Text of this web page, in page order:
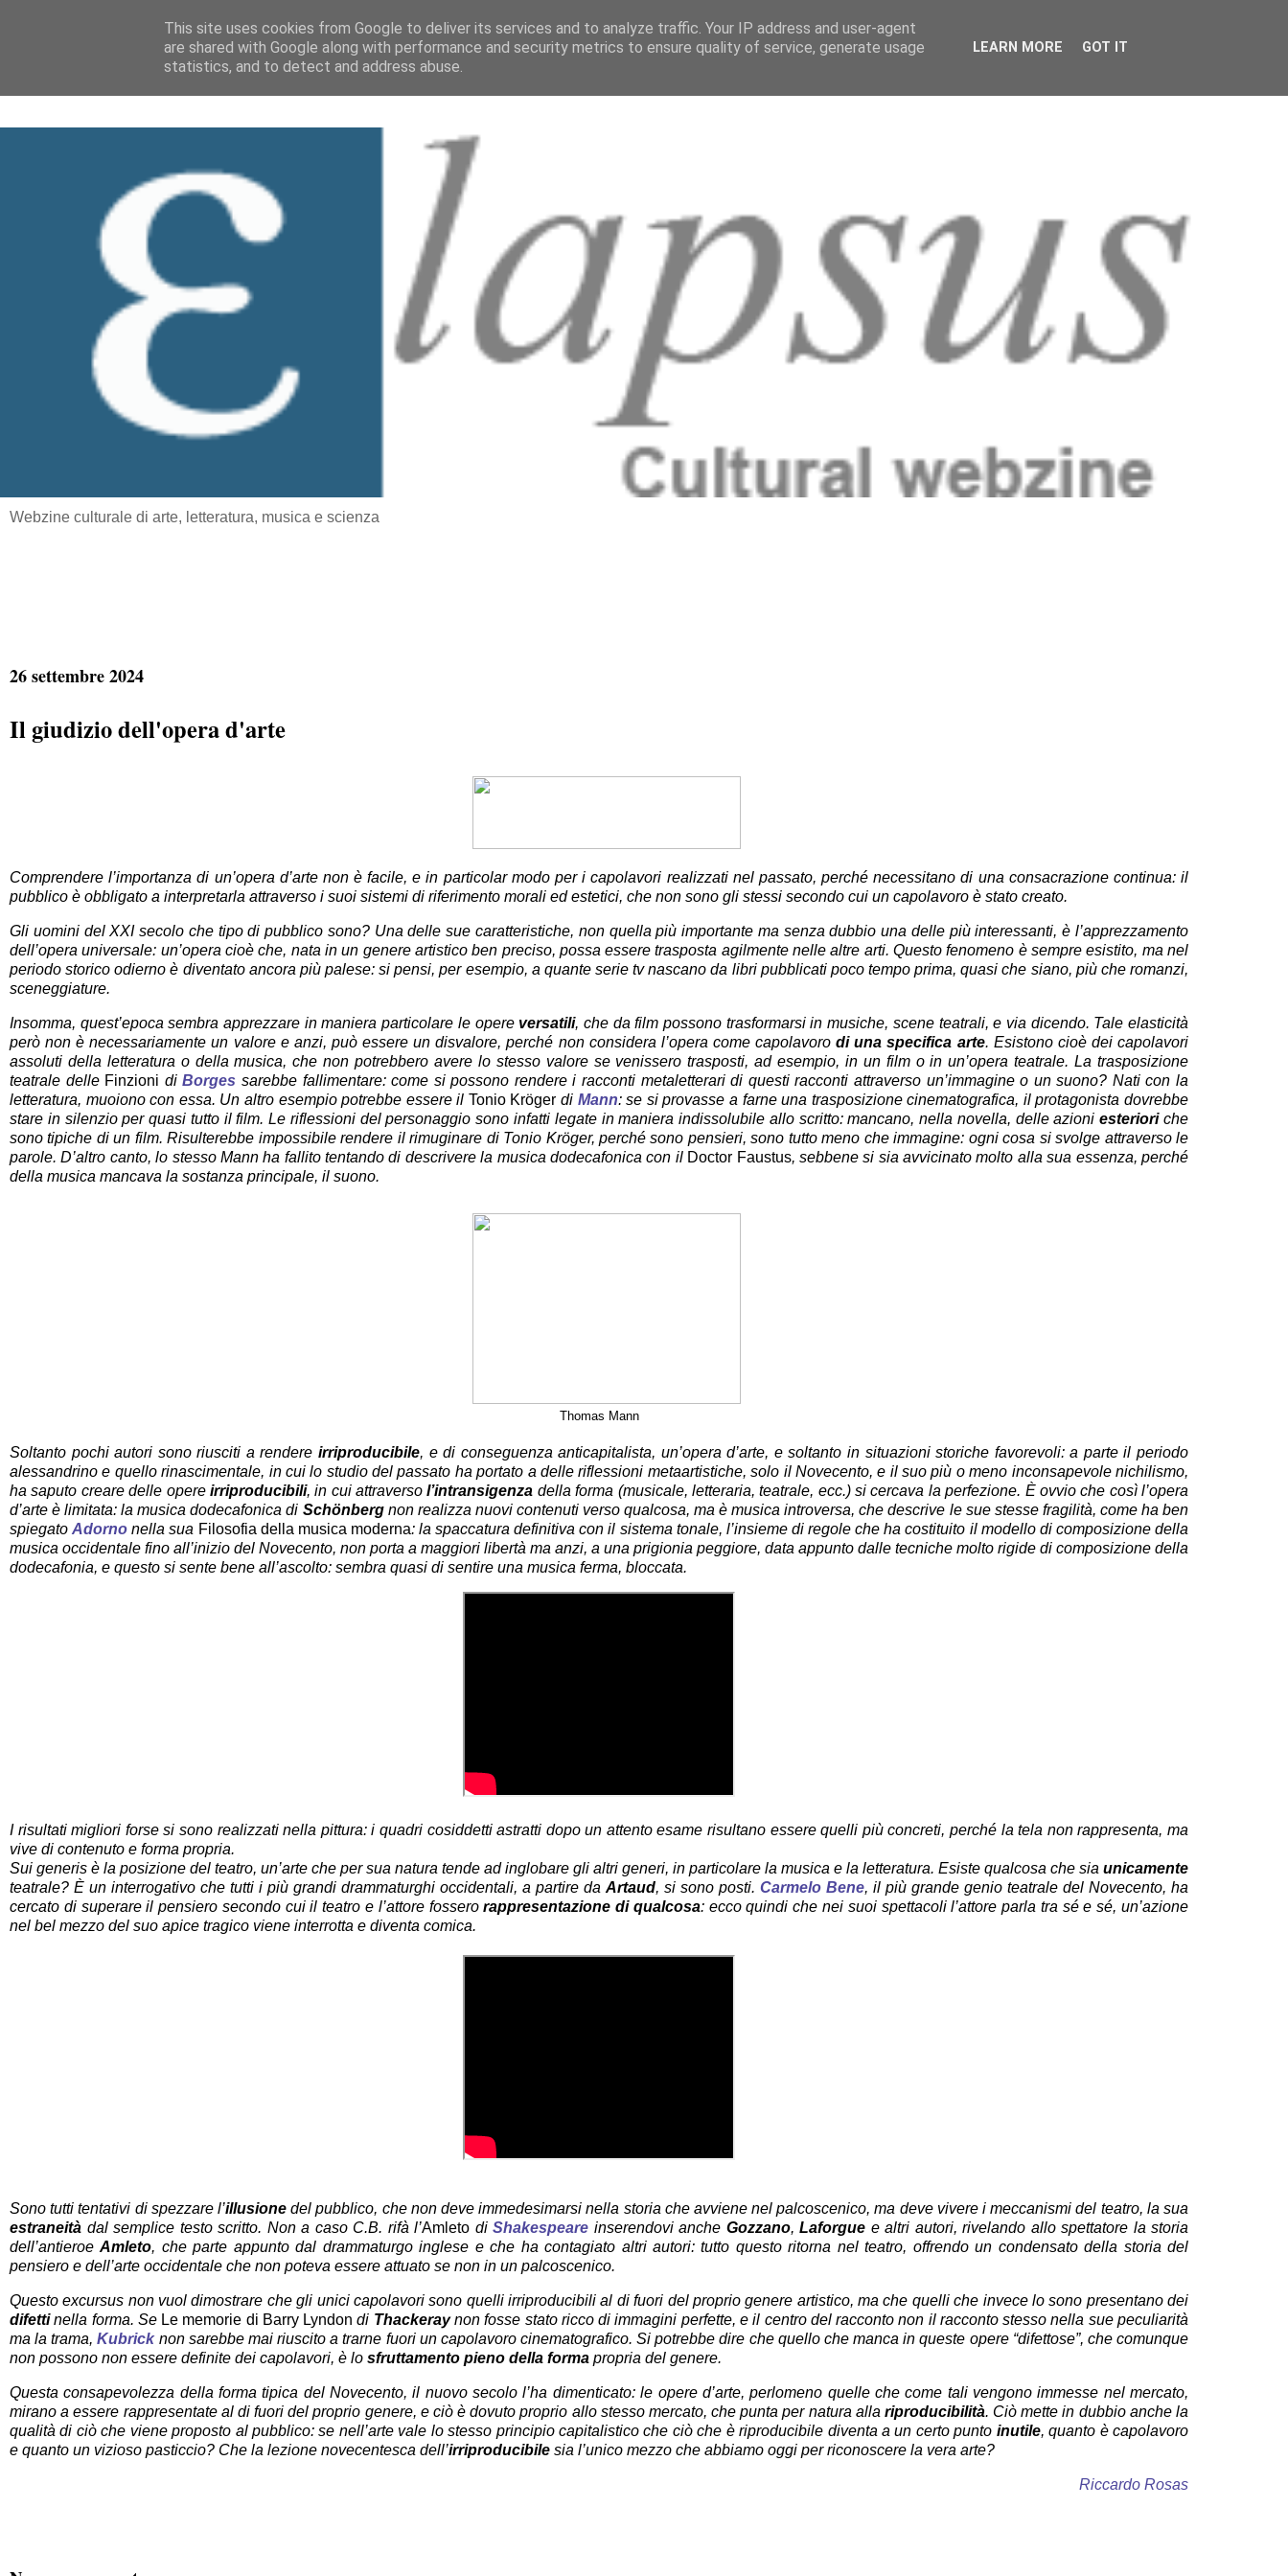
HOME▼ Chi siamo Collabora con noi Recensioni
Webzine culturale di arte, letteratura, musica e scienza
26 settembre 2024
Il giudizio dell'opera d'arte
Comprendere l’importanza di un’opera d’arte non è facile, e in particolar modo per i capolavori realizzati nel passato, perché necessitano di una consacrazione continua: il
pubblico è obbligato a interpretarla attraverso i suoi sistemi di riferimento morali ed estetici, che non sono gli stessi secondo cui un capolavoro è stato creato.
Gli uomini del XXI secolo che tipo di pubblico sono? Una delle sue caratteristiche, non quella più importante ma senza dubbio una delle più interessanti, è l’apprezzamento
dell’opera universale: un’opera cioè che, nata in un genere artistico ben preciso, possa essere trasposta agilmente nelle altre arti. Questo fenomeno è sempre esistito, ma nel
periodo storico odierno è diventato ancora più palese: si pensi, per esempio, a quante serie tv nascano da libri pubblicati poco tempo prima, quasi che siano, più che romanzi,
sceneggiature.
Insomma, quest’epoca sembra apprezzare in maniera particolare le opere versatili, che da film possono trasformarsi in musiche, scene teatrali, e via dicendo. Tale elasticità
però non è necessariamente un valore e anzi, può essere un disvalore, perché non considera l’opera come capolavorodi una specifica arte. Esistono cioè dei capolavori
assoluti della letteratura o della musica, che non potrebbero avere lo stesso valore se venissero trasposti, ad esempio, in un film o in un’opera teatrale. La trasposizione
teatrale delle Finzioni diBorges sarebbe fallimentare: come si possono rendere i racconti metaletterari di questi racconti attraverso un’immagine o un suono? Nati con la
letteratura, muoiono con essa. Un altro esempio potrebbe essere il Tonio Krögerdi Mann: se si provasse a farne una trasposizione cinematografica, il protagonista dovrebbe
stare in silenzio per quasi tutto il film. Le riflessioni del personaggio sono infatti legate in maniera indissolubile allo scritto: mancano, nella novella, delle azioniesterioriche
sono tipiche di un film. Risulterebbe impossibile rendere il rimuginare di Tonio Kröger, perché sono pensieri, sono tutto meno che immagine: ogni cosa si svolge attraverso le
parole. D’altro canto, lo stesso Mann ha fallito tentando di descrivere la musica dodecafonica con il Doctor Faustus, sebbene si sia avvicinato molto alla sua essenza, perché
della musica mancava la sostanza principale, il suono.
Thomas Mann
Soltanto pochi autori sono riusciti a rendere irriproducibile, e di conseguenza anticapitalista, un’opera d’arte, e soltanto in situazioni storiche favorevoli: a parte il periodo
alessandrino e quello rinascimentale, in cui lo studio del passato ha portato a delle riflessioni metaartistiche, solo il Novecento, e il suo più o meno inconsapevole nichilismo,
ha saputo creare delle opere irriproducibili, in cui attraversol’intransigenza della forma (musicale, letteraria, teatrale, ecc.) si cercava la perfezione. È ovvio che così l’opera
d’arte è limitata: la musica dodecafonica di Schönbergnon realizza nuovi contenuti verso qualcosa, ma è musica introversa, che descrive le sue stesse fragilità, come ha ben
spiegatoAdorno nella sua Filosofia della musica moderna: la spaccatura definitiva con il sistema tonale, l’insieme di regole che ha costituito il modello di composizione della
musica occidentale fino all’inizio del Novecento, non porta a maggiori libertà ma anzi, a una prigionia peggiore, data appunto dalle tecniche molto rigide di composizione della
dodecafonia, e questo si sente bene all’ascolto: sembra quasi di sentire una musica ferma, bloccata.
I risultati migliori forse si sono realizzati nella pittura: i quadri cosiddetti astratti dopo un attento esame risultano essere quelli più concreti, perché la tela non rappresenta, ma
vive di contenuto e forma propria.
Sui generis è la posizione del teatro, un’arte che per sua natura tende ad inglobare gli altri generi, in particolare la musica e la letteratura. Esiste qualcosa che sia unicamente
teatrale? È un interrogativo che tutti i più grandi drammaturghi occidentali, a partire daArtaud, si sono posti. Carmelo Bene, il più grande genio teatrale del Novecento, ha
cercato di superare il pensiero secondo cui il teatro e l’attore fosserorappresentazione di qualcosa: ecco quindi che nei suoi spettacoli l’attore parla tra sé e sé, un’azione
nel bel mezzo del suo apice tragico viene interrotta e diventa comica.
Sono tutti tentativi di spezzare l’illusionedel pubblico, che non deve immedesimarsi nella storia che avviene nel palcoscenico, ma deve vivere i meccanismi del teatro, la sua
estraneità dal semplice testo scritto. Non a caso C.B. rifà l’Amleto di Shakespeare inserendovi anche Gozzano, Laforgue e altri autori, rivelando allo spettatore la storia
dell’antieroeAmleto, che parte appunto dal drammaturgo inglese e che ha contagiato altri autori: tutto questo ritorna nel teatro, offrendo un condensato della storia del
pensiero e dell’arte occidentale che non poteva essere attuato se non in un palcoscenico.
Questo excursus non vuol dimostrare che gli unici capolavori sono quelli irriproducibili al di fuori del proprio genere artistico, ma che quelli che invece lo sono presentano dei
difettinella forma. Se Le memorie di Barry Lyndon di Thackeraynon fosse stato ricco di immagini perfette, e il centro del racconto non il racconto stesso nella sue peculiarità
ma la trama,Kubricknon sarebbe mai riuscito a trarne fuori un capolavoro cinematografico. Si potrebbe dire che quello che manca in queste opere “difettose”, che comunque
non possono non essere definite dei capolavori, è lo sfruttamento pieno della forma propria del genere.
Questa consapevolezza della forma tipica del Novecento, il nuovo secolo l’ha dimenticato: le opere d’arte, perlomeno quelle che come tali vengono immesse nel mercato,
mirano a essere rappresentate al di fuori del proprio genere, e ciò è dovuto proprio allo stesso mercato, che punta per natura alla riproducibilità. Ciò mette in dubbio anche la
qualità di ciò che viene proposto al pubblico: se nell’arte vale lo stesso principio capitalistico che ciò che è riproducibile diventa a un certo punto inutile, quanto è capolavoro
e quanto un vizioso pasticcio? Che la lezione novecentesca dell’irriproducibile sia l’unico mezzo che abbiamo oggi per riconoscere la vera arte?
Riccardo Rosas
This site uses cookies from Google to deliver its services and to analyze traffic. Your IP address and user-agent
are shared with Google along with performance and security metrics to ensure quality of service, generate usage
statistics, and to detect and address abuse.
LEARN MORE GOT IT